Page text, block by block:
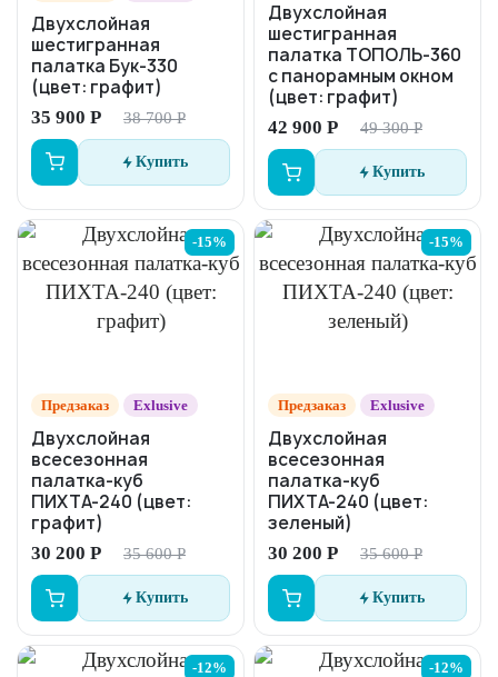
Двухслойная
шестигранная
палатка Бук-330
(цвет: графит)
35 900 Р 38 700 Р
Купить
Двухслойная
шестигранная
палатка ТОПОЛЬ-360
с панорамным окном
(цвет: графит)
42 900 Р 49 300 Р
Купить
-15%
Предзаказ Exlusive
Двухслойная
всесезонная
палатка-куб
ПИХТА-240 (цвет:
графит)
30 200 Р 35 600 Р
Купить
-15%
Предзаказ Exlusive
Двухслойная
всесезонная
палатка-куб
ПИХТА-240 (цвет:
зеленый)
30 200 Р 35 600 Р
Купить
-12% -12%